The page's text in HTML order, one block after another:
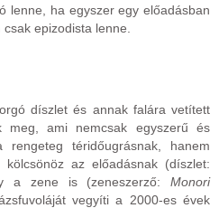
lenne, ha egyszer egy előadásban
epizodista lenne.
díszlet és annak falára vetített
meg, ami nemcsak egyszerű és
rengeteg téridőugrásnak, hanem
az előadásnak (díszlet:
a zene is (zeneszerző: Monori
vegyíti a 2000-es évek